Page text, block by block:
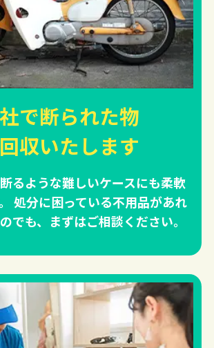
で断られた物
収いたします
るような難しいケースにも柔軟
処分に困っている不用品があれ
でも、まずはご相談ください。